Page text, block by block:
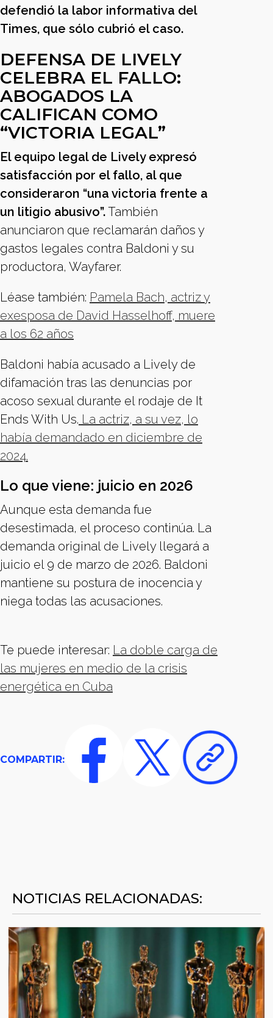
defendió la labor informativa del
Times, que sólo cubrió el caso.
DEFENSA DE LIVELY
CELEBRA EL FALLO:
ABOGADOS LA
CALIFICAN COMO
“VICTORIA LEGAL”
El equipo legal de Lively expresó
satisfacción por el fallo, al que
consideraron “una victoria frente a
un litigio abusivo”.También
anunciaron que reclamarán daños y
gastos legales contra Baldoni y su
productora, Wayfarer.
Léase también: Pamela Bach, actriz y
exesposa de David Hasselhoff, muere
a los 62 años
Baldoni había acusado a Lively de
difamación tras las denuncias por
acoso sexual durante el rodaje de It
Ends With Us. La actriz, a su vez, lo
había demandado en diciembre de
2024.
Lo que viene: juicio en 2026
Aunque esta demanda fue
desestimada, el proceso continúa. La
demanda original de Lively llegará a
juicio el 9 de marzo de 2026. Baldoni
mantiene su postura de inocencia y
niega todas las acusaciones.
Te puede interesar: La doble carga de
las mujeres en medio de la crisis
energética en Cuba
COMPARTIR:
NOTICIAS RELACIONADAS: